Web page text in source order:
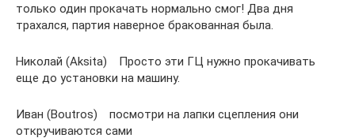
только один прокачать нормально смог! Два дня
трахался, партия наверное бракованная была.
Николай (Aksita) Просто эти ГЦ нужно прокачивать
еще до установки на машину.
Иван (Boutros) посмотри на лапки сцепления они
откручиваются сами